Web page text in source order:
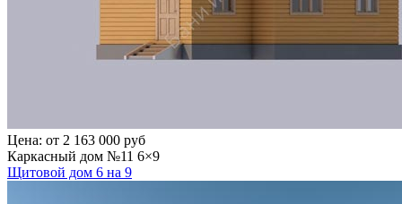
Цена: от 2 163 000 руб
Каркасный дом №11 6×9
Щитовой дом 6 на 9